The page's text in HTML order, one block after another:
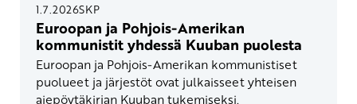
1.7.2026SKP
Euroopan ja Pohjois-Amerikan
kommunistit yhdessä Kuuban puolesta
Euroopan ja Pohjois-Amerikan kommunistiset
puolueet ja järjestöt ovat julkaisseet yhteisen
aiepöytäkirjan Kuuban tukemiseksi.